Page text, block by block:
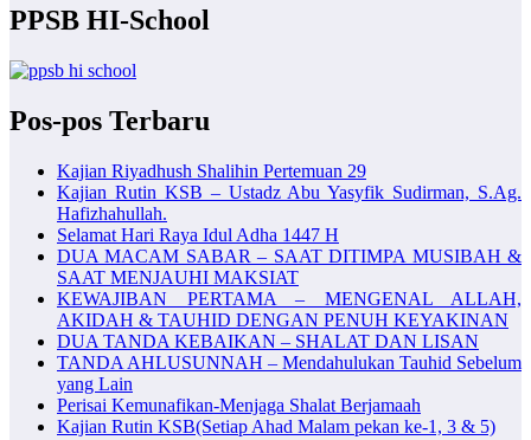
PPSB HI-School
Pos-pos Terbaru
Kajian Riyadhush Shalihin Pertemuan 29
Kajian Rutin KSB – Ustadz Abu Yasyfik Sudirman, S.Ag.
Hafizhahullah.
Selamat Hari Raya Idul Adha 1447 H
DUA MACAM SABAR – SAAT DITIMPA MUSIBAH &
SAAT MENJAUHI MAKSIAT
KEWAJIBAN PERTAMA – MENGENAL ALLAH,
AKIDAH & TAUHID DENGAN PENUH KEYAKINAN
DUA TANDA KEBAIKAN – SHALAT DAN LISAN
TANDA AHLUSUNNAH – Mendahulukan Tauhid Sebelum
yang Lain
Perisai Kemunafikan-Menjaga Shalat Berjamaah
Kajian Rutin KSB(Setiap Ahad Malam pekan ke-1, 3 & 5)